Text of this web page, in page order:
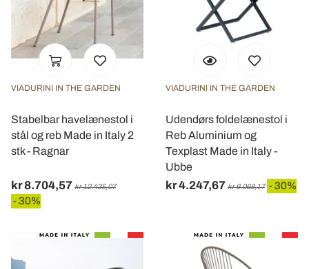
VIADURINI IN THE GARDEN
Stabelbar havelænestol i
stål og reb Made in Italy 2
stk - Ragnar
kr 8.704,57 kr 12.435,07
- 30%
VIADURINI IN THE GARDEN
Udendørs foldelænestol i
Reb Aluminium og
Texplast Made in Italy -
Ubbe
kr 4.247,67 kr 6.068,17 - 30%